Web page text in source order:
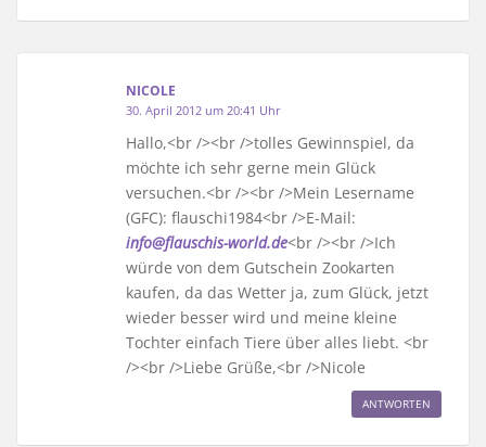
NICOLE
30. April 2012 um 20:41 Uhr
Hallo,<br /><br />tolles Gewinnspiel, da
möchte ich sehr gerne mein Glück
versuchen.<br /><br />Mein Lesername
(GFC): flauschi1984<br />E-Mail:
info@flauschis-world.de<br /><br />Ich
würde von dem Gutschein Zookarten
kaufen, da das Wetter ja, zum Glück, jetzt
wieder besser wird und meine kleine
Tochter einfach Tiere über alles liebt. <br
/><br />Liebe Grüße,<br />Nicole
ANTWORTEN